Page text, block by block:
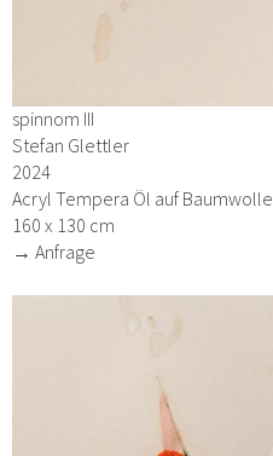
spinnom III
Stefan Glettler
2024
Acryl Tempera Öl auf Baumwolle
160 x 130 cm
→ Anfrage